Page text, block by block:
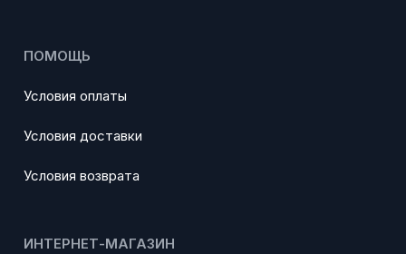
ПОМОЩЬ
Условия оплаты
Условия доставки
Условия возврата
ИНТЕРНЕТ-МАГАЗИН